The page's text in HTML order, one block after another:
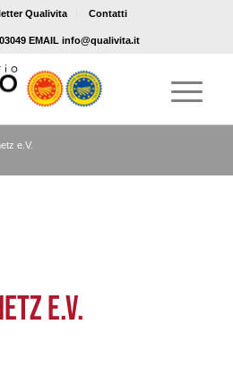
Qualivita Contatti
EMAIL info@qualivita.it
e.V.
E.V.